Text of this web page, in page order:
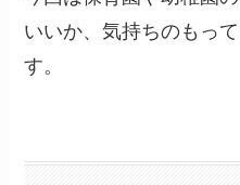
いいか、気持ちのもっ
す。